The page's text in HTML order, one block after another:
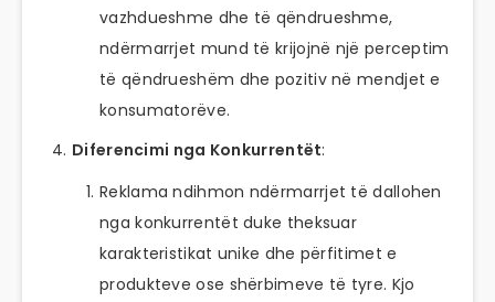
vazhdueshme dhe të qëndrueshme,
ndërmarrjet mund të krijojnë një perceptim
të qëndrueshëm dhe pozitiv në mendjet e
konsumatorëve.
Diferencimi nga Konkurrentët:
Reklama ndihmon ndërmarrjet të dallohen
nga konkurrentët duke theksuar
karakteristikat unike dhe përfitimet e
produkteve ose shërbimeve të tyre. Kjo